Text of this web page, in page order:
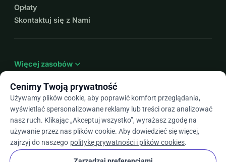
Opłaty
Skontaktuj się z Nami
Więcej zasobów expand_more
Plarrow_drop_down
★★★★★4,9 / 5 na podstawie ponad 500 opinii
Cenimy Twoją prywatność
Używamy plików cookie, aby poprawić komfort przeglądania,
wyświetlać spersonalizowane reklamy lub treści oraz analizować
nasz ruch. Klikając „Akceptuj wszystko”, wyrażasz zgodę na
używanie przez nas plików cookie. Aby dowiedzieć się więcej,
zajrzyj do naszego politykę prywatności i plików cookies.